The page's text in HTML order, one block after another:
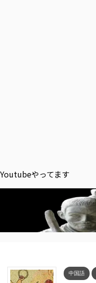
Youtubeやってます
中国語